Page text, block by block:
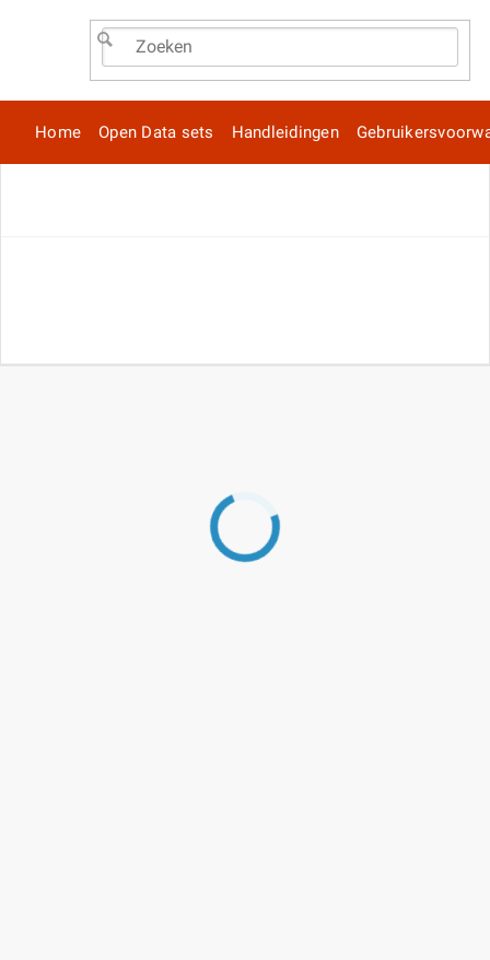
Home Open Data sets Handleidingen